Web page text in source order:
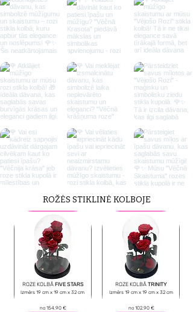
ROŽĖS STIKLINĖ KOLBOJE
ROZE KOLBĀ FIVE STARS
Izmērs 19 cm х 19 cm х 32 cm
no 154.90 €
ROZE KOLBĀ TRINITY
Izmērs 19 cm х 19 cm х 32 cm
no102.90 €